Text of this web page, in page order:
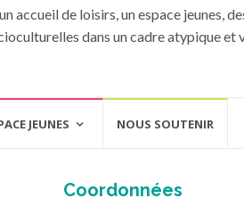
accueil de loisirs, un espace jeunes,
dans un cadre atypique et
JEUNES NOUS SOUTENIR
Coordonnées